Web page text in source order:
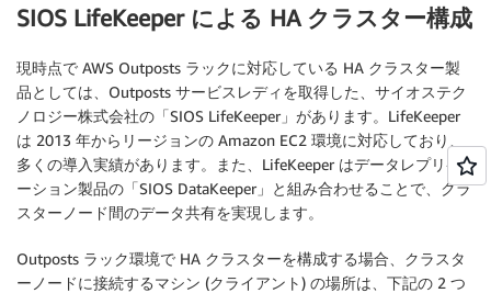
SIOS LifeKeeper による HA クラスター構成
現時点で AWS Outposts ラックに対応している HA クラスター製
品としては、Outposts サービスレディを取得した、サイオステク
ノロジー株式会社の「SIOS LifeKeeper」があります。LifeKeeper
は 2013 年からリージョンの Amazon EC2 環境に対応しており、
多くの導入実績があります。また、LifeKeeper はデータレプリケ
ーション製品の「SIOS DataKeeper」と組み合わせることで、クラ
スターノード間のデータ共有を実現します。
Outposts ラック環境で HA クラスターを構成する場合、クラスタ
ーノードに接続するマシン (クライアント) の場所は、下記の 2 つ